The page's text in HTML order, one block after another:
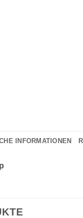
INFORMATIONEN